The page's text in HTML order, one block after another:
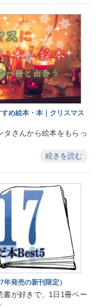
め絵本・本｜クリスマス
タさんから絵本をもらっ
続きを読む
発売の新刊限定）
が好きで、1日1冊ペー